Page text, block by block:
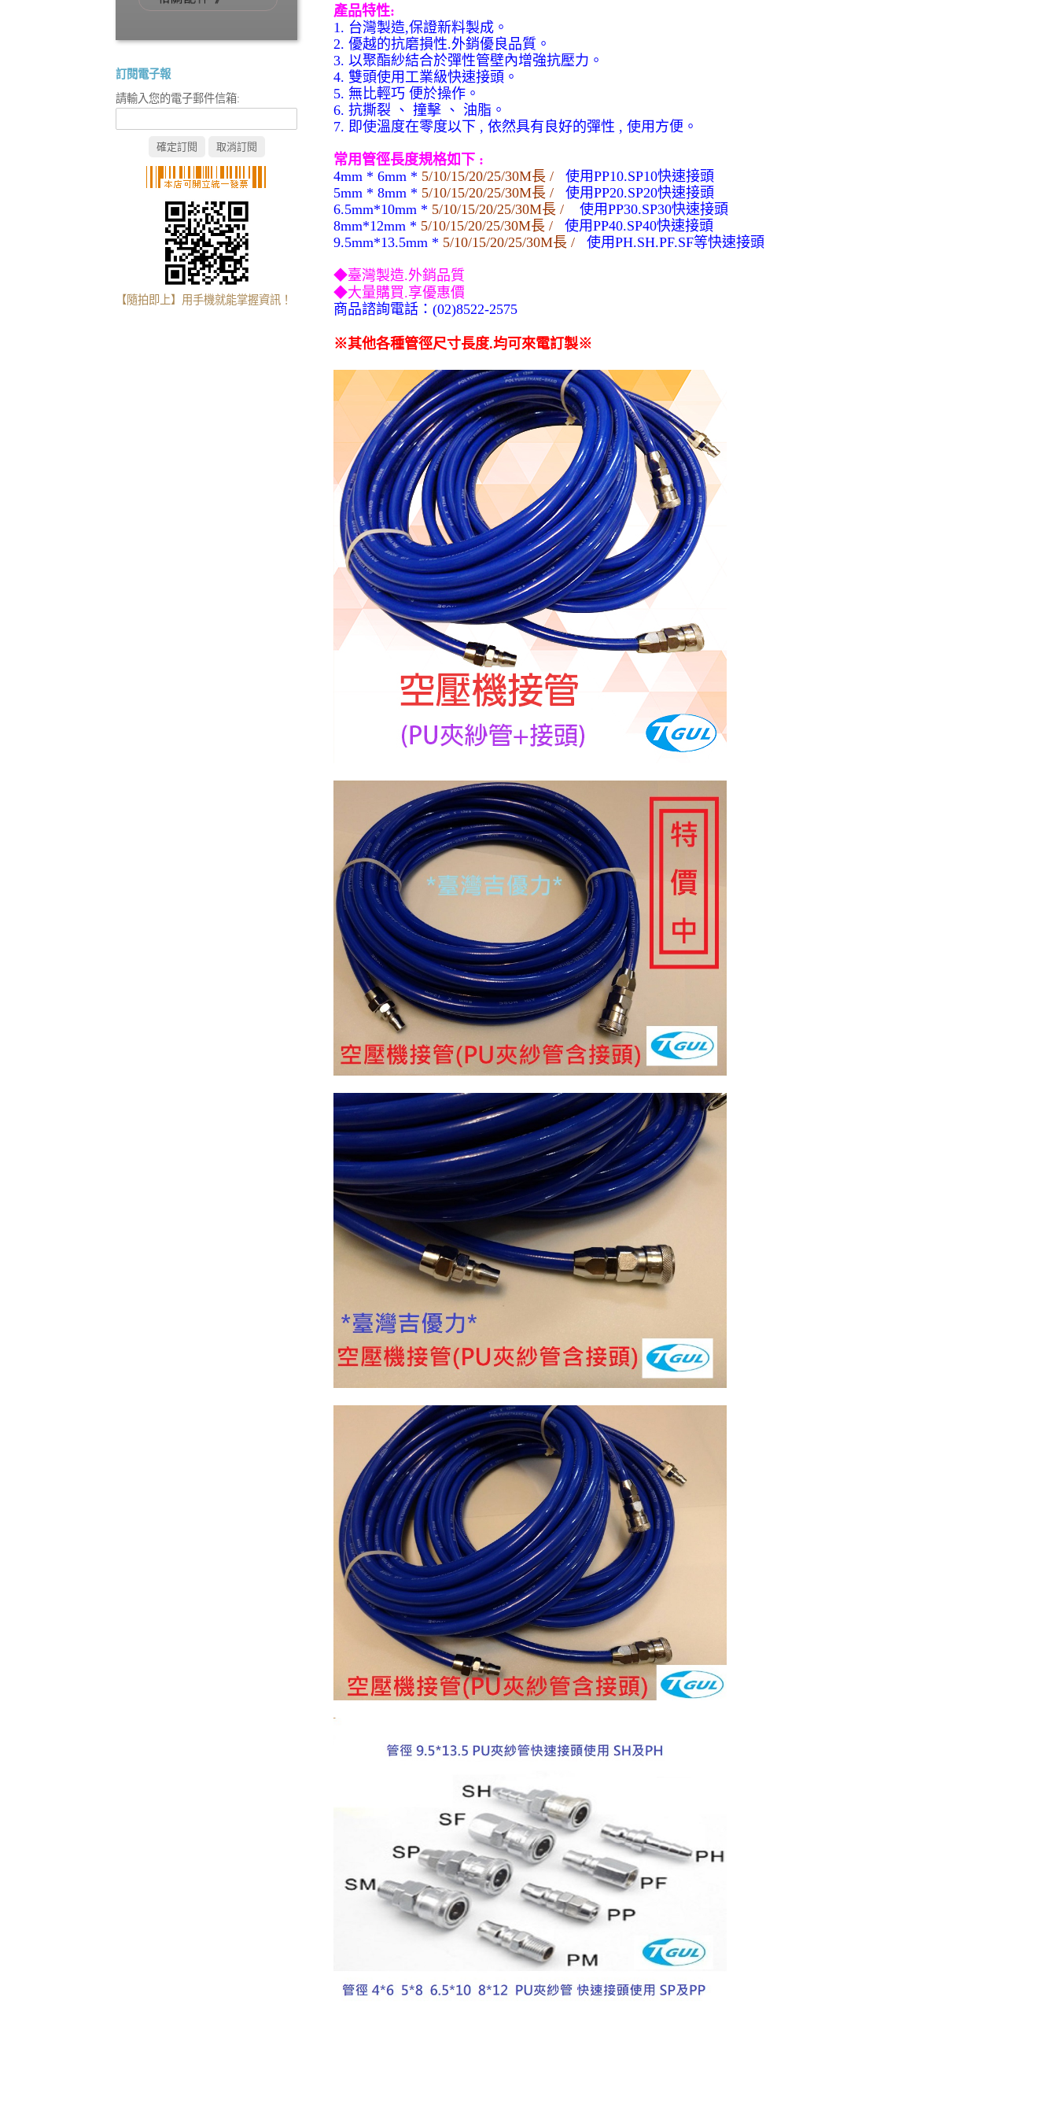
訂閱電子報
請輸入您的電子郵件信箱:
【隨拍即上】用手機就能掌握資訊！
產品特性:
1. 台灣製造,保證新料製成。
2. 優越的抗磨損性.外銷優良品質。
3. 以聚酯紗結合於彈性管壁內增強抗壓力。
4. 雙頭使用工業級快速接頭。
5. 無比輕巧 便於操作。
6. 抗撕裂 、 撞擊 、 油脂。
7. 即使溫度在零度以下 , 依然具有良好的彈性 , 使用方便。
常用管徑長度規格如下 :
4mm * 6mm * 5/10/15/20/25/30M長 / 使用PP10.SP10快速接頭
5mm * 8mm * 5/10/15/20/25/30M長 / 使用PP20.SP20快速接頭
6.5mm*10mm * 5/10/15/20/25/30M長 / 使用PP30.SP30快速接頭
8mm*12mm * 5/10/15/20/25/30M長 / 使用PP40.SP40快速接頭
9.5mm*13.5mm * 5/10/15/20/25/30M長 / 使用PH.SH.PF.SF等快速接頭
◆臺灣製造.外銷品質
◆大量購買.享優惠價
商品諮詢電話： (02)8522-2575
※其他各種管徑尺寸長度.均可來電訂製※